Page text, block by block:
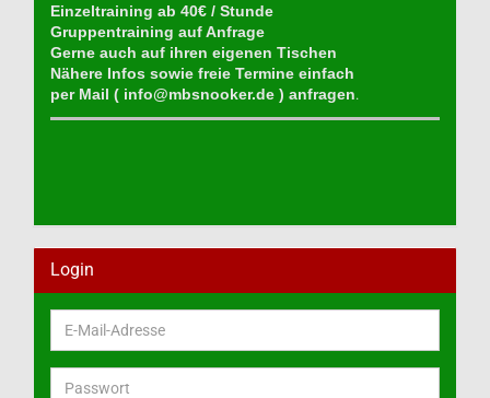
Einzeltraining ab 40€ / Stunde
Gruppentraining auf Anfrage
Gerne auch auf ihren eigenen Tischen
Nähere Infos sowie freie Termine einfach
per Mail ( info@mbsnooker.de ) anfragen.
Login
E-
Mail-
Adresse
Passwort